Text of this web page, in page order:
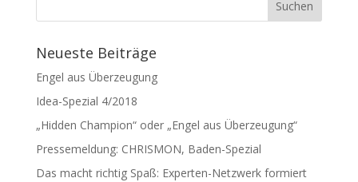
Neueste Beiträge
Engel aus Überzeugung
Idea-Spezial 4/2018
„Hidden Champion“ oder „Engel aus Überzeugung“
Pressemeldung: CHRISMON, Baden-Spezial
Das macht richtig Spaß: Experten-Netzwerk formiert